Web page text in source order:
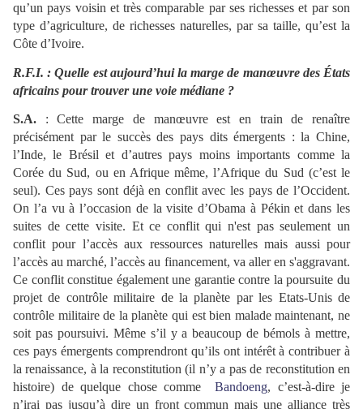
qu’un pays voisin et très comparable par ses richesses et par son
type d’agriculture, de richesses naturelles, par sa taille, qu’est la
Côte d’Ivoire.
R.F.I. : Quelle est aujourd’hui la marge de manœuvre des États
africains pour trouver une voie médiane ?
S.A.
: Cette marge de manœuvre est en train de renaître
précisément par le succès des pays dits émergents : la Chine,
l’Inde, le Brésil et d’autres pays moins importants comme la
Corée du Sud, ou en Afrique même, l’Afrique du Sud (c’est le
seul). Ces pays sont déjà en conflit avec les pays de l’Occident.
On l’a vu à l’occasion de la visite d’Obama à Pékin et dans les
suites de cette visite. Et ce conflit qui n'est pas seulement un
conflit pour l’accès aux ressources naturelles mais aussi pour
l’accès au marché, l’accès au financement, va aller en s'aggravant.
Ce conflit constitue également une garantie contre la poursuite du
projet de contrôle militaire de la planète par les Etats-Unis de
contrôle militaire de la planète qui est bien malade maintenant, ne
soit pas poursuivi. Même s’il y a beaucoup de bémols à mettre,
ces pays émergents comprendront qu’ils ont intérêt à contribuer à
la renaissance, à la reconstitution (il n’y a pas de reconstitution en
histoire) de quelque chose comme Bandoeng, c’est-à-dire je
n’irai pas jusqu’à dire un front commun mais une alliance très